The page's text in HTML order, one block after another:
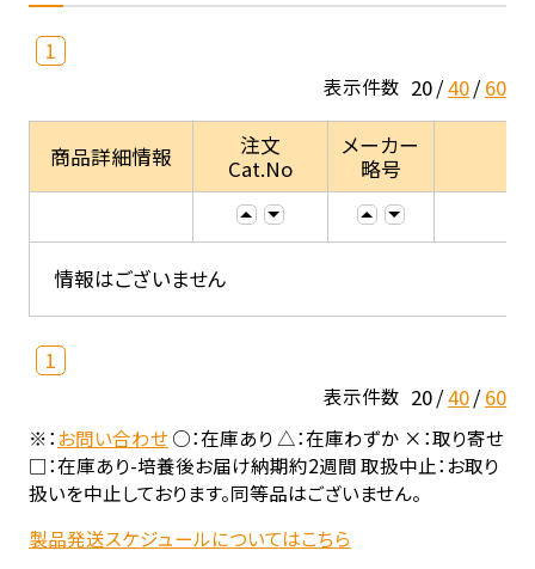
1
表示件数 20 40 60
商品詳細情報
注文
Cat.No
メーカー
略号
情報はございません
1
表示件数 20 40 60
※：お問い合わせ○：在庫あり △：在庫わずか ×：取り寄せ
□：在庫あり-培養後お届け納期約2週間 取扱中止：お取り
扱いを中止しております。同等品はございません。
製品発送スケジュールについてはこちら